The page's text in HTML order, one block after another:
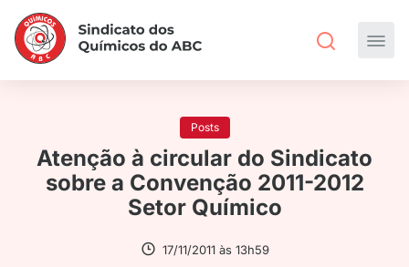
Posts
Atenção à circular do Sindicato
sobre a Convenção 2011-2012
Setor Químico
17/11/2011 às 13h59